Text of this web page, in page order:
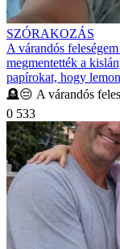
SZÓRAKOZÁS
A várandós
megmentették a
papírokat, hogy
🪦😔 A várandós
0 533